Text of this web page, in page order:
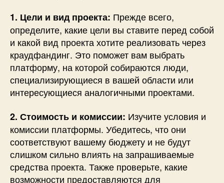
1. Цели и вид проекта: Прежде всего,
определите, какие цели вы ставите перед собой
и какой вид проекта хотите реализовать через
краудфандинг. Это поможет вам выбрать
платформу, на которой собираются люди,
специализирующиеся в вашей области или
интересующиеся аналогичными проектами.
2. Стоимость и комиссии: Изучите условия и
комиссии платформы. Убедитесь, что они
соответствуют вашему бюджету и не будут
слишком сильно влиять на запрашиваемые
средства проекта. Также проверьте, какие
возможности предоставляются для